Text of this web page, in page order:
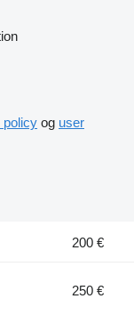
policy og user
200 €
250 €